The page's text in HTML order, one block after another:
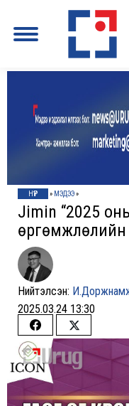
НҮҮР » МЭДЭЭ»
Jimin “2025
өргөмжлөлийн
Нийтэлсэн:
2025.03.24 13:30
Share
on
Facebook
Share
on